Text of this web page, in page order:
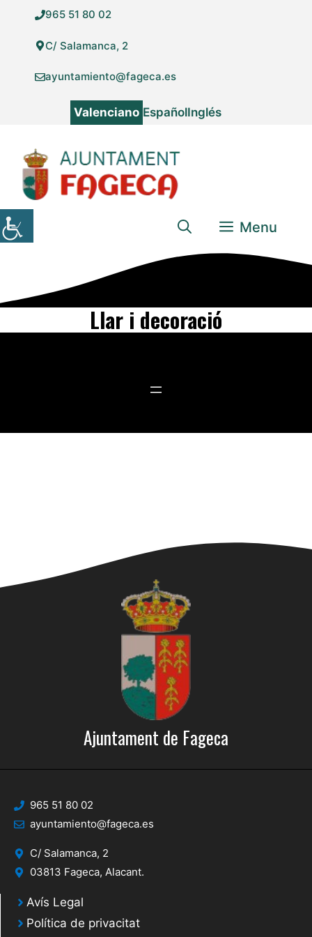
contingut
965 51 80 02
C/ Salamanca, 2
ayuntamiento@fageca.es
Valenciano EspañolInglés
Menu
Llar i decoració
Ajuntament de Fageca
965 51 80 02
ayuntamiento@fageca.es
C/ Salamanca, 2
03813 Fageca, Alacant.
Avís Legal
Política de privacitat